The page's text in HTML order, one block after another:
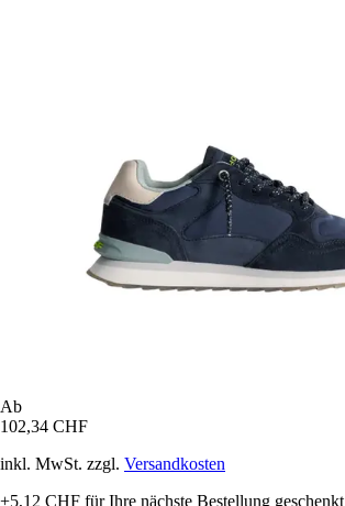
Ab
102,34 CHF
inkl. MwSt. zzgl. Versandkosten
+5,12 CHF für Ihre nächste Bestellung geschenkt